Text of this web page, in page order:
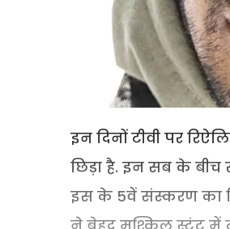
इन दिनों टीवी पर
छिड़ा है. इन सब के बीच
इस के 5वें संस्करण का